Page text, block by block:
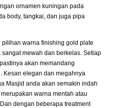
ornamen kuningan pada
body, tangkai, dan juga pipa
warna finishing gold plate
mewah dan berkelas. Setiap
akan memandang
Kesan elegan dan megahnya
Masjid anda akan semakin indah
warna mentah atau
dengan beberapa treatment